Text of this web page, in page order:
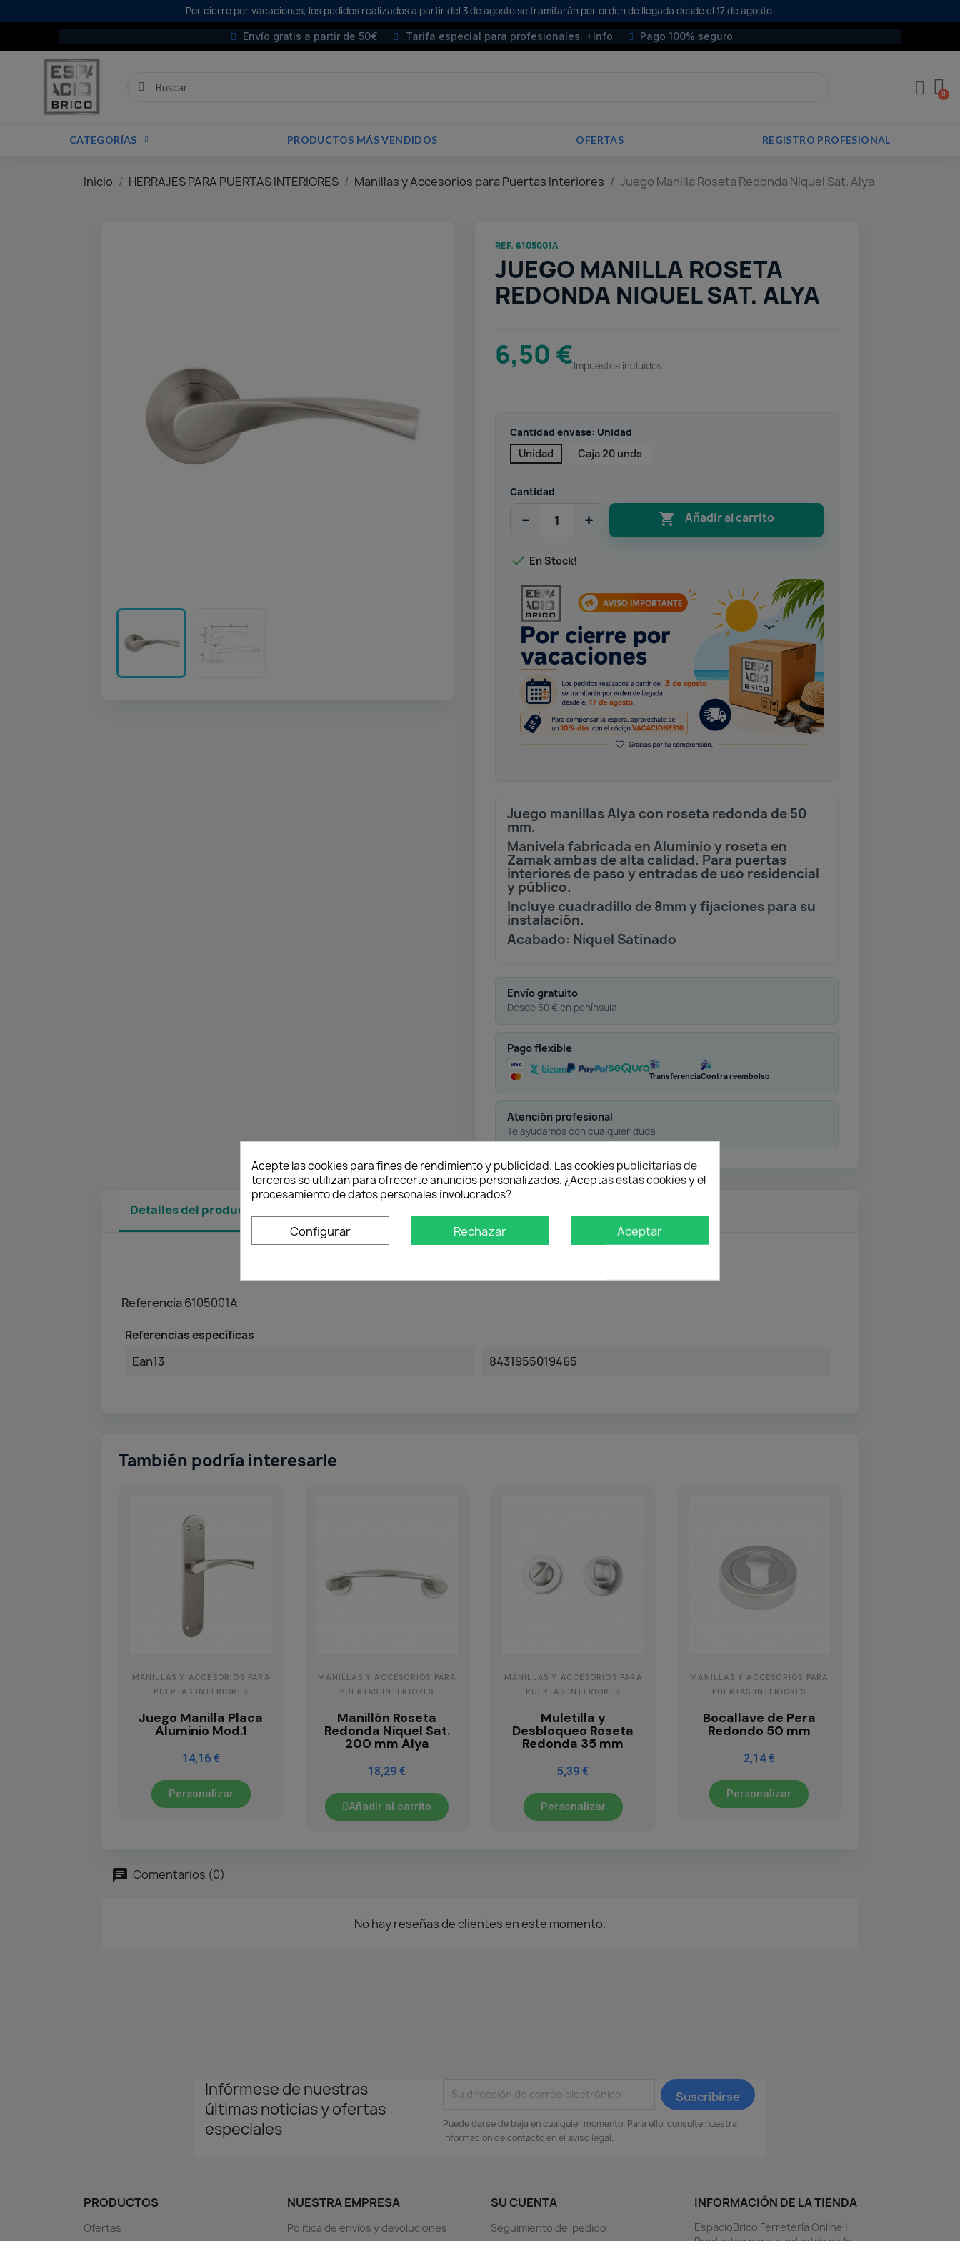
Por cierre por vacaciones, los pedidos realizados a partir del 3 de agosto se tramitarán por orden de llegada desde el 17 de agosto.
Envío gratis a partir de 50€ Tarifa especial para profesionales. +Info Pago 100% seguro
CATEGORÍAS PRODUCTOS MÁS VENDIDOS OFERTAS REGISTRO PROFESIONAL
Inicio HERRAJES PARA PUERTAS INTERIORES Manillas y Accesorios para Puertas Interiores Juego Manilla Roseta Redonda Niquel Sat. Alya
REF. 6105001A
JUEGO MANILLA ROSETA
REDONDA NIQUEL SAT. ALYA
6,50 €Impuestos incluidos
Cantidad envase: Unidad
Unidad Caja 20 unds
Cantidad
− +  Añadir al carrito
 En Stock!
Juego manillas Alya con roseta redonda de 50
mm.
Manivela fabricada en Aluminio y roseta en
Zamak ambas de alta calidad. Para puertas
interiores de paso y entradas de uso residencial
y público.
Incluye cuadradillo de 8mm y fijaciones para su
instalación.
Acabado: Niquel Satinado
Envío gratuito
Desde 50 € en península
Pago flexible
TransferenciaContra reembolso
Atención profesional
Te ayudamos con cualquier duda
Detalles del producto
Referencia6105001A
Referencias específicas
Ean13 8431955019465
También podría interesarle
MANILLAS Y ACCESORIOS PARA
PUERTAS INTERIORES
Juego Manilla Placa
Aluminio Mod.1
14,16 €
Personalizar
MANILLAS Y ACCESORIOS PARA
PUERTAS INTERIORES
Manillón Roseta
Redonda Niquel Sat.
200 mm Alya
18,29 €
Añadir al carrito
MANILLAS Y ACCESORIOS PARA
PUERTAS INTERIORES
Muletilla y
Desbloqueo Roseta
Redonda 35 mm
5,39 €
Personalizar
MANILLAS Y ACCESORIOS PARA
PUERTAS INTERIORES
Bocallave de Pera
Redondo 50 mm
2,14 €
Personalizar
Comentarios (0)
No hay reseñas de clientes en este momento.
Infórmese de nuestras
últimas noticias y ofertas
especiales
Puede darse de baja en cualquier momento. Para ello, consulte nuestra
información de contacto en el aviso legal.
PRODUCTOS
Ofertas
NUESTRA EMPRESA
Política de envíos y devoluciones
SU CUENTA
Seguimiento del pedido
INFORMACIÓN DE LA TIENDA
EspacioBrico Ferretería Online |
Acepte las cookies para fines de rendimiento y publicidad. Las cookies publicitarias de
terceros se utilizan para ofrecerte anuncios personalizados. ¿Aceptas estas cookies y el
procesamiento de datos personales involucrados?
Configurar Rechazar Aceptar